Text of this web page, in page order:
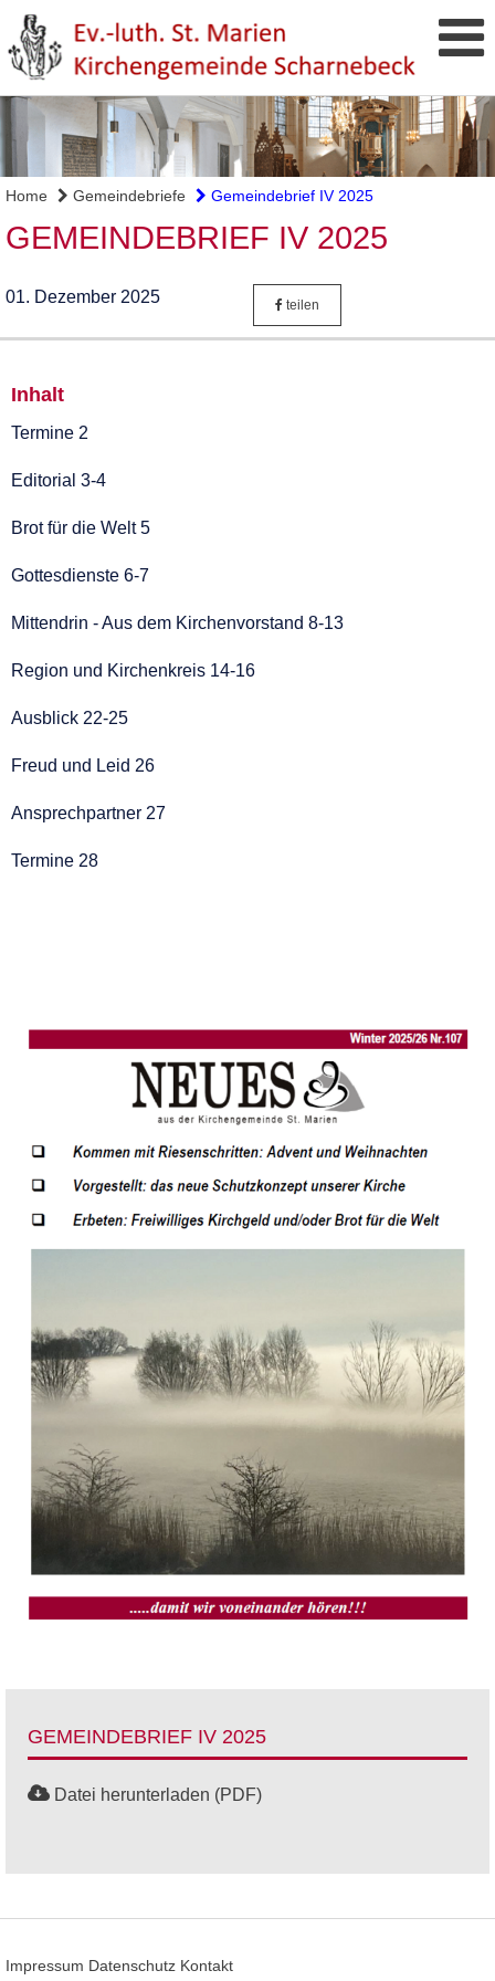
Home Gemeindebriefe Gemeindebrief IV 2025
GEMEINDEBRIEF IV 2025
01. Dezember 2025 teilen
Inhalt
Termine 2
Editorial 3-4
Brot für die Welt 5
Gottesdienste 6-7
Mittendrin - Aus dem Kirchenvorstand 8-13
Region und Kirchenkreis 14-16
Ausblick 22-25
Freud und Leid 26
Ansprechpartner 27
Termine 28
GEMEINDEBRIEF IV 2025
Datei herunterladen (PDF)
Impressum Datenschutz Kontakt